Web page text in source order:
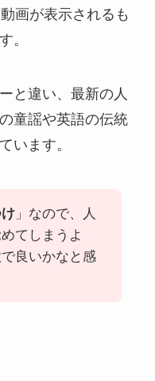
画が表示されるも
。
と違い、最新の人
童謡や英語の伝統
います。
」なので、人
てしまうよ
良いかなと感